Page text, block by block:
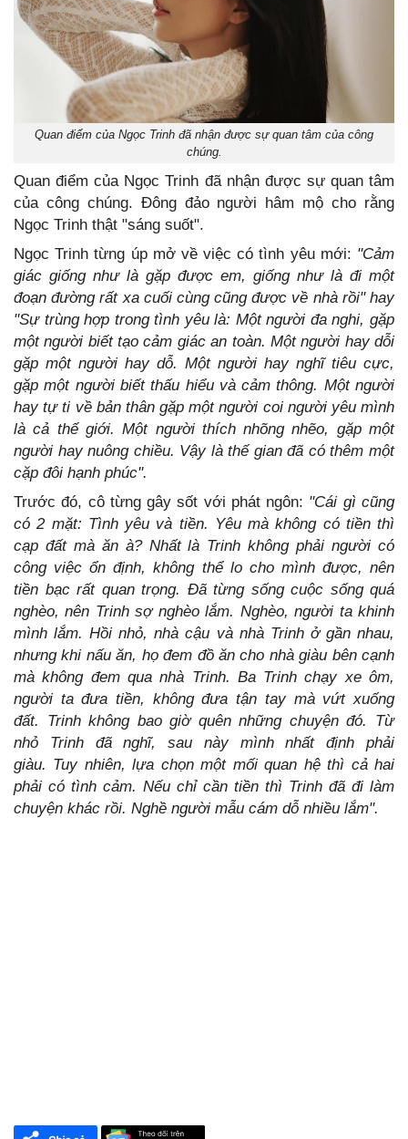
Quan điểm của Ngọc Trinh đã nhận được sự quan tâm của công
chúng.
Quan điểm của Ngọc Trinh đã nhận được sự quan tâm
của công chúng. Đông đảo người hâm mộ cho rằng
Ngọc Trinh thật "sáng suốt".
Ngọc Trinh từng úp mở về việc có tình yêu mới: "Cảm
giác giống như là gặp được em, giống như là đi một
đoạn đường rất xa cuối cùng cũng được về nhà rồi" hay
"Sự trùng hợp trong tình yêu là: Một người đa nghi, gặp
một người biết tạo cảm giác an toàn. Một người hay dỗi
gặp một người hay dỗ. Một người hay nghĩ tiêu cực,
gặp một người biết thấu hiểu và cảm thông. Một người
hay tự ti về bản thân gặp một người coi người yêu mình
là cả thế giới. Một người thích nhõng nhẽo, gặp một
người hay nuông chiều. Vậy là thế gian đã có thêm một
cặp đôi hạnh phúc''.
Trước đó, cô từng gây sốt với phát ngôn: "Cái gì cũng
có 2 mặt: Tình yêu và tiền. Yêu mà không có tiền thì
cạp đất mà ăn à? Nhất là Trinh không phải người có
công việc ổn định, không thể lo cho mình được, nên
tiền bạc rất quan trọng. Đã từng sống cuộc sống quá
nghèo, nên Trinh sợ nghèo lắm. Nghèo, người ta khinh
mình lắm. Hồi nhỏ, nhà cậu và nhà Trinh ở gần nhau,
nhưng khi nấu ăn, họ đem đồ ăn cho nhà giàu bên cạnh
mà không đem qua nhà Trinh. Ba Trinh chạy xe ôm,
người ta đưa tiền, không đưa tận tay mà vứt xuống
đất. Trinh không bao giờ quên những chuyện đó. Từ
nhỏ Trinh đã nghĩ, sau này mình nhất định phải
giàu. Tuy nhiên, lựa chọn một mối quan hệ thì cả hai
phải có tình cảm. Nếu chỉ cần tiền thì Trinh đã đi làm
chuyện khác rồi. Nghề người mẫu cám dỗ nhiều lắm".